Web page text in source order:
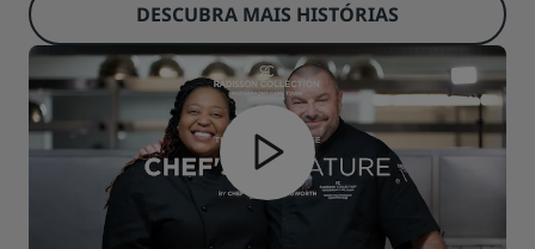
DESCUBRA MAIS HISTÓRIAS